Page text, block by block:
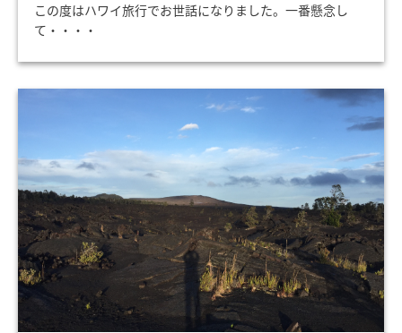
この度はハワイ旅行でお世話になりました。一番懸念し
て・・・・